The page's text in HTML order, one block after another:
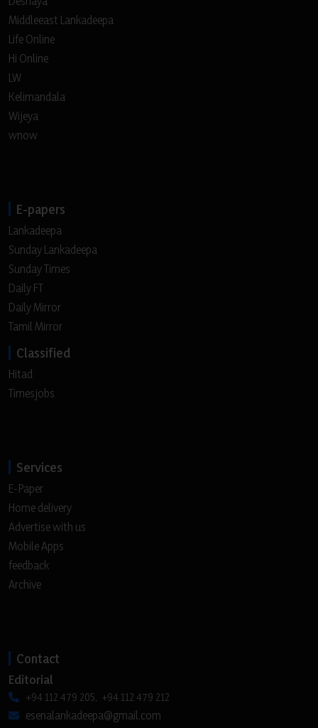
Middleeast Lankadeepa
Life Online
Hi Online
LW
Kelimandala
Wijeya
wnow
E-papers
Lankadeepa
Sunday Lankadeepa
Sunday Times
Daily FT
Daily Mirror
Tamil Mirror
Classified
Hitad
Timesjobs
Services
E-Paper
Home delivery
Advertise with us
Mobile Apps
feedback
Archive
Contact
Editorial
+94 112 479 205, +94 112 479 212
esenalankadeepa@gmail.com